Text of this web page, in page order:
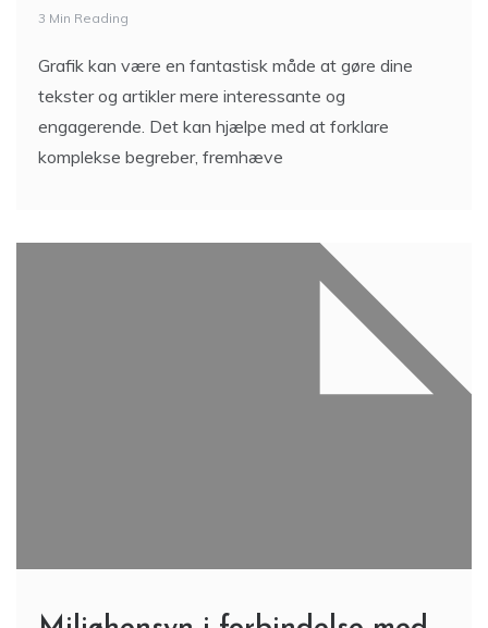
3 Min Reading
Grafik kan være en fantastisk måde at gøre dine
tekster og artikler mere interessante og
engagerende. Det kan hjælpe med at forklare
komplekse begreber, fremhæve